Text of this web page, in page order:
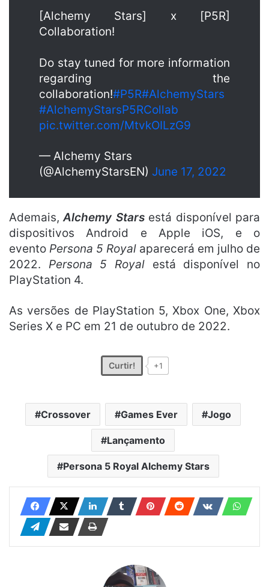
[Alchemy Stars] x [P5R]
Collaboration!
Do stay tuned for more information
regarding the
collaboration!#P5R#AlchemyStars
#AlchemyStarsP5RCollab
pic.twitter.com/MtvkOILzG9
— Alchemy Stars
(@AlchemyStarsEN) June 17, 2022
Ademais,Alchemy Starsestá disponível para
dispositivos Android e Apple iOS, e o
evento Persona 5 Royal aparecerá em julho de
2022. Persona 5 Royal está disponível no
PlayStation 4.
As versões de PlayStation 5, Xbox One, Xbox
Series X e PC em 21 de outubro de 2022.
Curtir! +1
Crossover Games Ever Jogo
Lançamento
Persona 5 Royal Alchemy Stars